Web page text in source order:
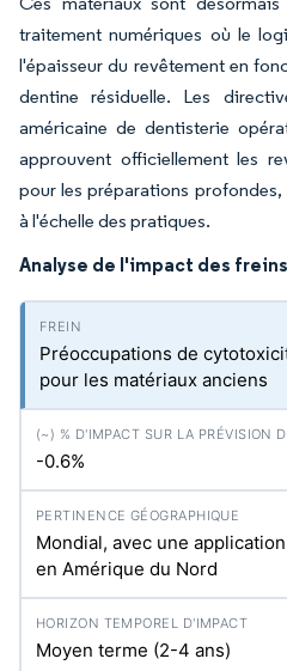
traitement numériques où le
l'épaisseur du revêtement en
dentine résiduelle. Les
américaine de dentisterie
approuvent officiellement les
pour les préparations
à l'échelle des pratiques.
Analyse de l'impact des freins
Préoccupations de
pour les matériaux anciens
-0.6%
Mondial, avec une
en Amérique du Nord
Moyen terme (2-4 ans)